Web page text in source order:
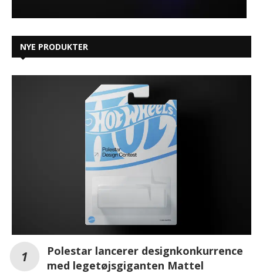
NYE PRODUKTER
Polestar lancerer designkonkurrence
med legetøjsgiganten Mattel